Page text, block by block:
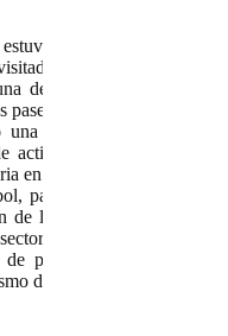
en 3 noches y el
fue el Bañado La
de las siete maravillas
paseos en botador al
una sobredemanda
actividades en las que
en el Ferro, la Muestra
paseos en piraguas,
de la Provincia, la
de artesanos, patio
pesca embarcada a
de 55 kilómetros.